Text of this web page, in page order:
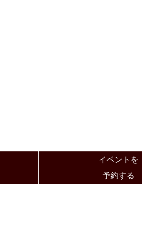
イベントを
予約する